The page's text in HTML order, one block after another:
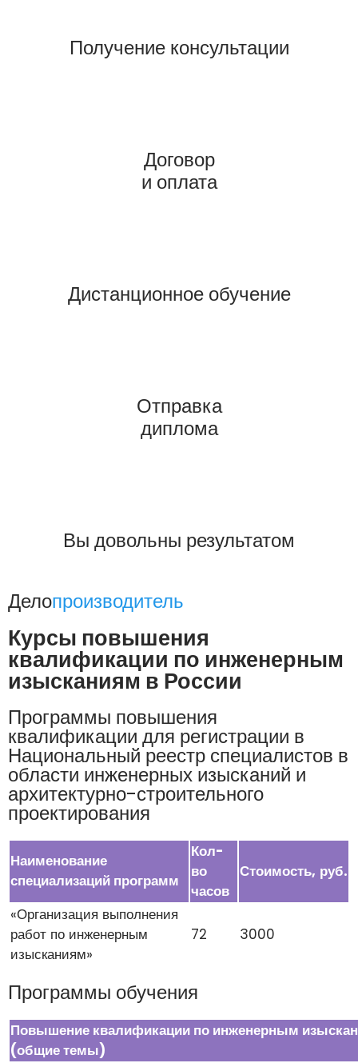
Получение консультации
Договор
и оплата
Дистанционное обучение
Отправка
диплома
Вы довольны результатом
Делопроизводитель
Курсы повышения
квалификации по инженерным
изысканиям в России
Программы повышения
квалификации для регистрации в
Национальный реестр специалистов в
области инженерных изысканий и
архитектурно-строительного
проектирования
Наименование
специализаций программ
Кол-
во
часов
Стоимость, руб.
«Организация выполнения
работ по инженерным
изысканиям»
72 3000
Программы обучения
Повышение квалификации по инженерным
(общие темы)